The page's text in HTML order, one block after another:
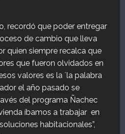
recordó que poder entregar
de cambio que lleva
quien siempre recalca que
que fueron olvidados en
valores es la ´la palabra
el año pasado se
del programa Ñachec
íbamos a trabajar en
habitacionales”,